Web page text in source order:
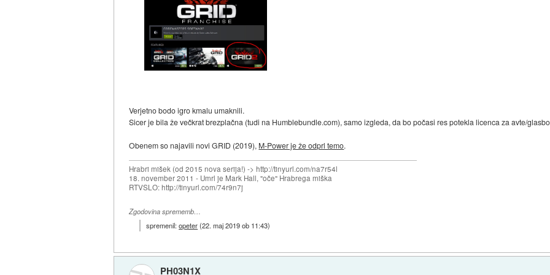
Verjetno bodo igro kmalu umaknili.
Sicer je bila že večkrat brezplačna (tudi na Humblebundle.com), samo izgleda, da bo počasi res potekla licenca za avte/
Obenem so najavili novi GRID (2019), M-Power je že odprl temo.
Hrabri mišek (od 2015 nova serija!) -> http://tinyurl.com/na7r54l
18. november 2011 - Umrl je Mark Hall, "oče" Hrabrega miška
RTVSLO: http://tinyurl.com/74r9n7j
Zgodovina sprememb…
spremenil:opeter(22. maj 2019 ob 11:43)
PH03N1X